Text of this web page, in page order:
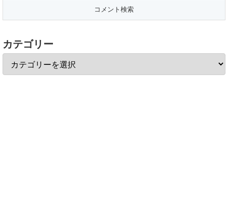
カテゴリー